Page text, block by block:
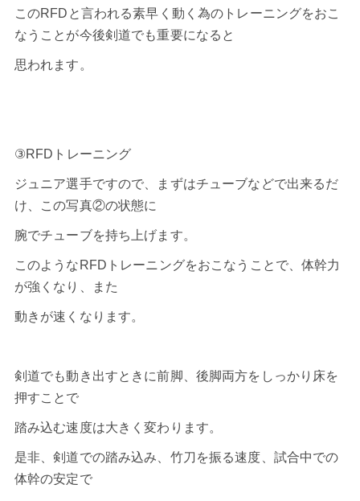
このRFDと言われる素早く動く為のトレーニングをおこ
なうことが今後剣道でも重要になると
思われます。
③RFDトレーニング
ジュニア選手ですので、まずはチューブなどで出来るだ
け、この写真②の状態に
腕でチューブを持ち上げます。
このようなRFDトレーニングをおこなうことで、体幹力
が強くなり、また
動きが速くなります。
剣道でも動き出すときに前脚、後脚両方をしっかり床を
押すことで
踏み込む速度は大きく変わります。
是非、剣道での踏み込み、竹刀を振る速度、試合中での
体幹の安定で